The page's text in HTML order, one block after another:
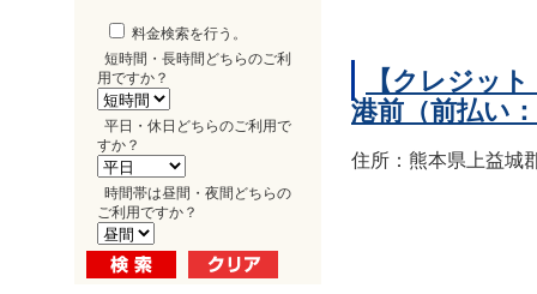
料金検索を行う。
短時間・長時間どちらのご利
用ですか？
平日・休日どちらのご利用で
すか？
時間帯は昼間・夜間どちらの
ご利用ですか？
【クレジッ
港前（前払い
住所：熊本県上益城